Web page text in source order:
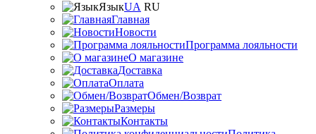
ЯзыкUA RU
Главная
Новости
Программа лояльности
О магазине
Доставка
Оплата
Обмен/Возврат
Размеры
Контакты